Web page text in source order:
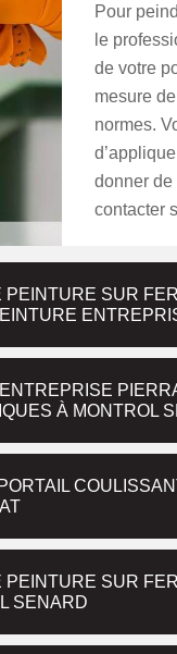
Pour
le
de votre
mesure
normes.
donner de
contacter
PEINTURE SUR
À MONTROL
PEINTURE SUR
SENARD